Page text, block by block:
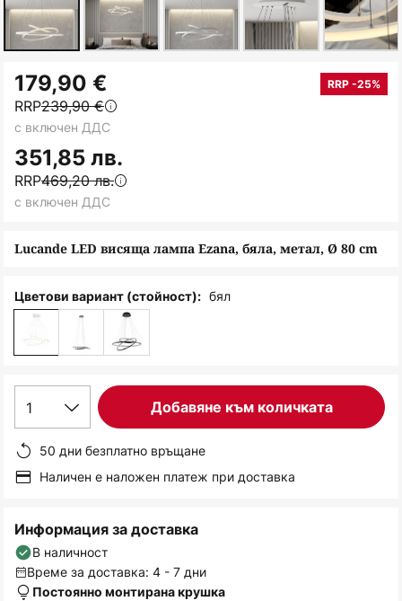
към
началото
на
галерия
със
снимки
Lucande LED висяща лампа Ezana, бяла, метал, Ø 80 cm
179,90 € RRP -25%
RRP239,90 €
351,85 лв.
RRP469,20 лв.
с включен ДДС
с включен ДДС
Цветови вариант (стойност): бял
1 Добавяне към количката
50 дни безплатно връщане
Наличен е наложен платеж при доставка
Информация за доставка
В наличност
Време за доставка: 4 - 7 дни
Постоянно монтирана крушка